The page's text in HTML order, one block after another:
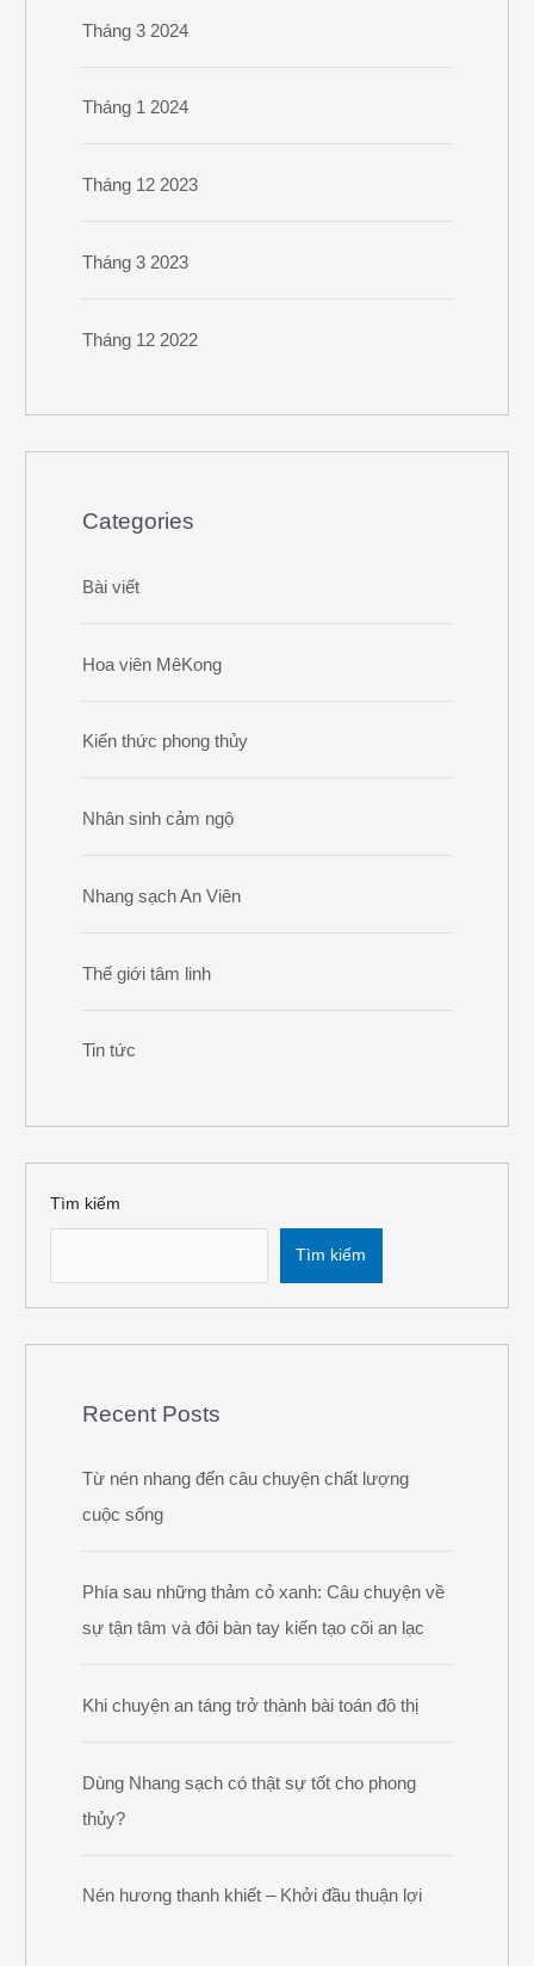
Tháng 3 2024
Tháng 1 2024
Tháng 12 2023
Tháng 3 2023
Tháng 12 2022
Categories
Bài viết
Hoa viên MêKong
Kiến thức phong thủy
Nhân sinh cảm ngộ
Nhang sạch An Viên
Thế giới tâm linh
Tin tức
Tìm kiếm
Tìm kiếm
Recent Posts
Từ nén nhang đến câu chuyện chất lượng
cuộc sống
Phía sau những thảm cỏ xanh: Câu chuyện về
sự tận tâm và đôi bàn tay kiến tạo cõi an lạc
Khi chuyện an táng trở thành bài toán đô thị
Dùng Nhang sạch có thật sự tốt cho phong
thủy?
Nén hương thanh khiết – Khởi đầu thuận lợi